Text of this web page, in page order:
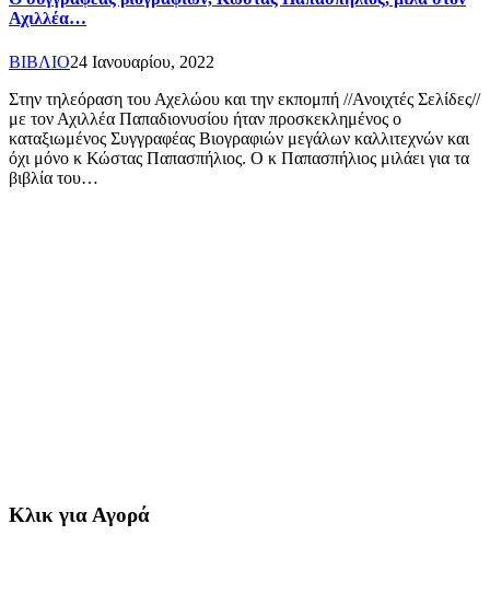
Αχιλλέα…
ΒΙΒΛΙΟ24 Ιανουαρίου, 2022
Στην τηλεόραση του Αχελώου και την εκπομπή //Ανοιχτές Σελίδες//
με τον Αχιλλέα Παπαδιονυσίου ήταν προσκεκλημένος ο
καταξιωμένος Συγγραφέας Βιογραφιών μεγάλων καλλιτεχνών και
όχι μόνο κ Κώστας Παπασπήλιος. Ο κ Παπασπήλιος μιλάει για τα
βιβλία του…
Κλικ για Αγορά